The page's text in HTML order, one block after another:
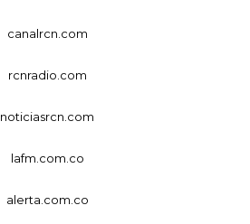
canalrcn.com
rcnradio.com
noticiasrcn.com
lafm.com.co
alerta.com.co